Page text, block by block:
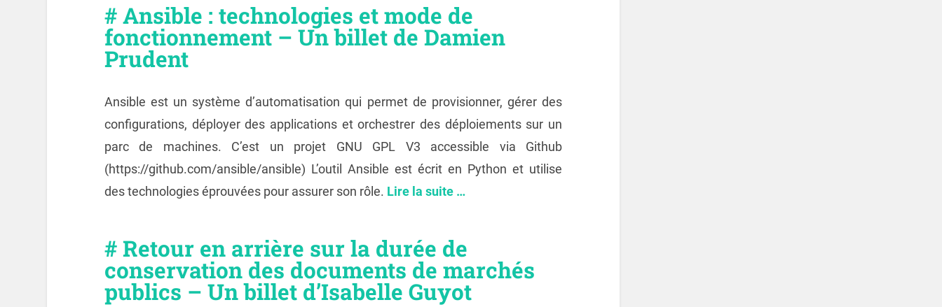
# Ansible : technologies et mode de
fonctionnement – Un billet de Damien
Prudent
Ansible est un système d’automatisation qui permet de provisionner, gérer des
configurations, déployer des applications et orchestrer des déploiements sur un
parc de machines. C’est un projet GNU GPL V3 accessible via Github
(https://github.com/ansible/ansible) L’outil Ansible est écrit en Python et utilise
des technologies éprouvées pour assurer son rôle. Lire la suite …
# Retour en arrière sur la durée de
conservation des documents de marchés
publics – Un billet d’Isabelle Guyot